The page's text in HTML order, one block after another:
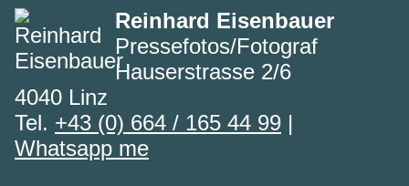
Reinhard Eisenbauer
Pressefotos/Fotograf
Hauserstrasse 2/6
4040 Linz
Tel. +43 (0) 664 / 165 44 99 |
Whatsapp me